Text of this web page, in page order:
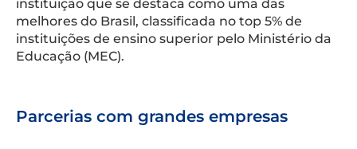
instituição que se destaca como uma das
melhores do Brasil, classificada no top 5% de
instituições de ensino superior pelo Ministério da
Educação (MEC).
Parcerias com grandes empresas